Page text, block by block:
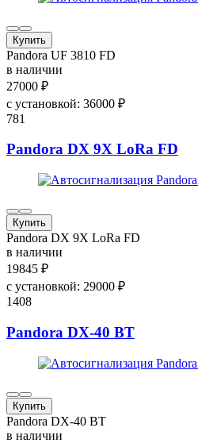
Купить
Pandora UF 3810 FD
в наличии
27000 ₽
с установкой: 36000 ₽
781
Pandora DX 9X LoRa FD
Купить
Pandora DX 9X LoRa FD
в наличии
19845 ₽
с установкой: 29000 ₽
1408
Pandora DX-40 BT
Купить
Pandora DX-40 BT
в наличии